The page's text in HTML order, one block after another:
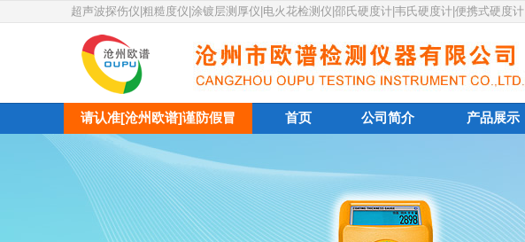
超声波探伤仪|粗糙度仪|涂镀层测厚仪|电火花检测仪|邵氏硬度计|韦氏硬度计|便携式硬度计
请认准[沧州欧谱]谨防假冒 首页 公司简介 产品展示